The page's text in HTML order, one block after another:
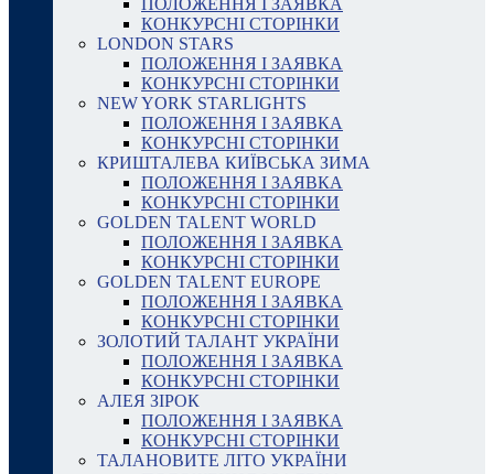
ПОЛОЖЕННЯ І ЗАЯВКА
КОНКУРСНІ СТОРІНКИ
LONDON STARS
ПОЛОЖЕННЯ І ЗАЯВКА
КОНКУРСНІ СТОРІНКИ
NEW YORK STARLIGHTS
ПОЛОЖЕННЯ І ЗАЯВКА
КОНКУРСНІ СТОРІНКИ
КРИШТАЛЕВА КИЇВСЬКА ЗИМА
ПОЛОЖЕННЯ І ЗАЯВКА
КОНКУРСНІ СТОРІНКИ
GOLDEN TALENT WORLD
ПОЛОЖЕННЯ І ЗАЯВКА
КОНКУРСНІ СТОРІНКИ
GOLDEN TALENT EUROPE
ПОЛОЖЕННЯ І ЗАЯВКА
КОНКУРСНІ СТОРІНКИ
ЗОЛОТИЙ ТАЛАНТ УКРАЇНИ
ПОЛОЖЕННЯ І ЗАЯВКА
КОНКУРСНІ СТОРІНКИ
АЛЕЯ ЗІРОК
ПОЛОЖЕННЯ І ЗАЯВКА
КОНКУРСНІ СТОРІНКИ
ТАЛАНОВИТЕ ЛІТО УКРАЇНИ